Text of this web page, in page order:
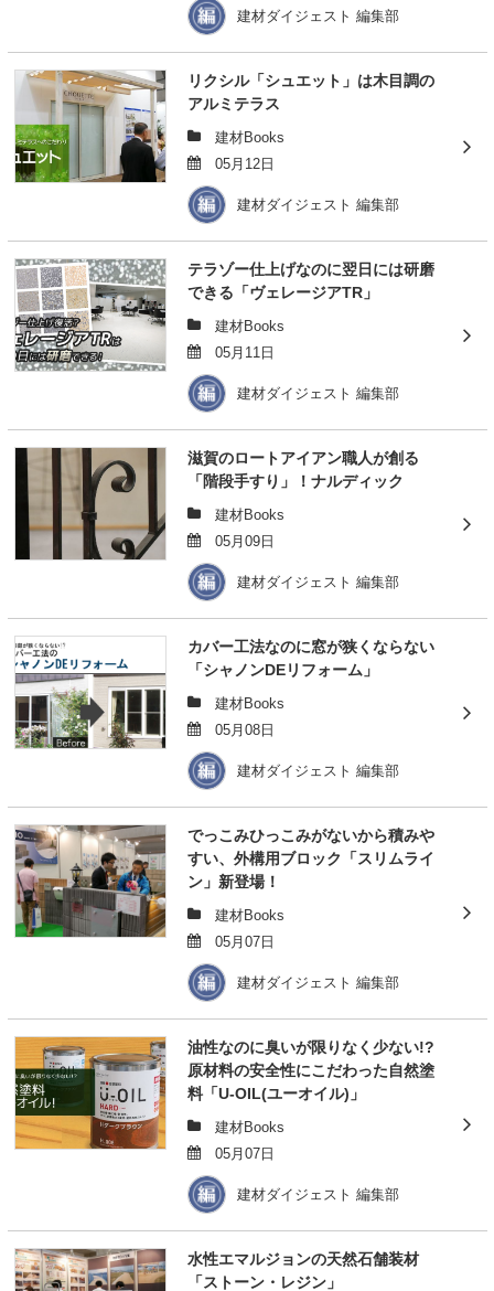
建材ダイジェスト 編集部
リクシル「シュエット」は木目調の
アルミテラス
建材Books
05月12日
建材ダイジェスト 編集部
テラゾー仕上げなのに翌日には研磨
できる「ヴェレージアTR」
建材Books
05月11日
建材ダイジェスト 編集部
滋賀のロートアイアン職人が創る
「階段手すり」！ナルディック
建材Books
05月09日
建材ダイジェスト 編集部
カバー工法なのに窓が狭くならない
「シャノンDEリフォーム」
建材Books
05月08日
建材ダイジェスト 編集部
でっこみひっこみがないから積みや
すい、外構用ブロック「スリムライ
ン」新登場！
建材Books
05月07日
建材ダイジェスト 編集部
油性なのに臭いが限りなく少ない!?
原材料の安全性にこだわった自然塗
料「U-OIL(ユーオイル)」
建材Books
05月07日
建材ダイジェスト 編集部
水性エマルジョンの天然石舗装材
「ストーン・レジン」